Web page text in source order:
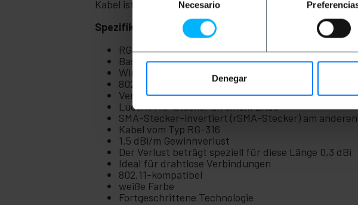
de
consentimiento
Necesario
Denegar
Kabel ist eine ideale Lösung für eine sichere Verbindung
Spezifikationen
RG-316-Kabel 20 cm (Lucent MC-Card-Stecker /
Basierend auf Koaxialsteckern
Wird an Zugangspunkten verwendet
802.11-Wireless-Adapter
Verbindung mit Antennen und deren Verkabelung
Lucent MC-Stecker an einem Ende
SMA-Stecker-invertiert (rSMA-Stecker) am
Kabel vom Typ RG-316
1,5 dBi/m Gewinnverlust
Der Verlust beträgt speziell für diese Länge 0,3 dBi
Ideal für drahtlose Verbindungen
802.11-kompatibel
weiße Farbe
Fortgeschrittene Technologie